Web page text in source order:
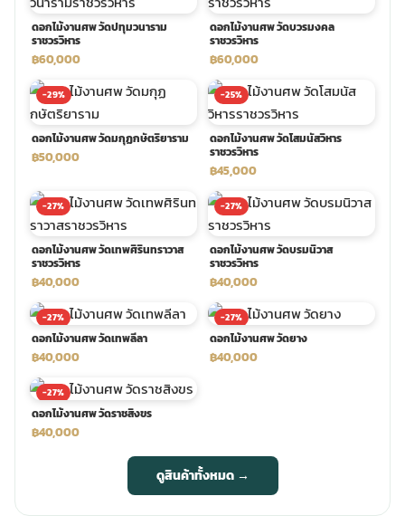
ดอกไม้งานศพ วัดปทุมวนาราม
ราชวรวิหาร
฿60,000
ดอกไม้งานศพ วัดบวรมงคล
ราชวรวิหาร
฿60,000
-29%
ดอกไม้งานศพ วัดมกุฏกษัตริยาราม
฿50,000
-25%
ดอกไม้งานศพ วัดโสมนัสวิหาร
ราชวรวิหาร
฿45,000
-27%
ดอกไม้งานศพ วัดเทพศิรินทราวาส
ราชวรวิหาร
฿40,000
-27%
ดอกไม้งานศพ วัดบรมนิวาส
ราชวรวิหาร
฿40,000
-27%
ดอกไม้งานศพ วัดเทพลีลา
฿40,000
-27%
ดอกไม้งานศพ วัดยาง
฿40,000
-27%
ดอกไม้งานศพ วัดราชสิงขร
฿40,000
ดูสินค้าทั้งหมด →